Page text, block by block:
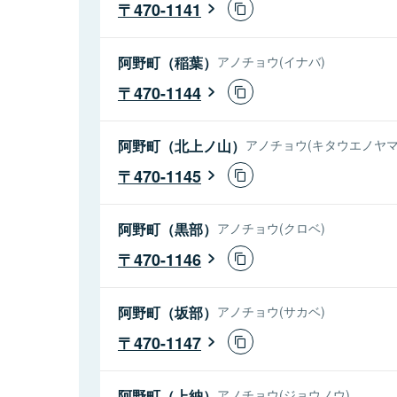
470-1141
阿野町（稲葉） アノチョウ(イナバ)
470-1144
阿野町（北上ノ山） アノチョウ(キタウエノヤ
470-1145
阿野町（黒部） アノチョウ(クロベ)
470-1146
阿野町（坂部） アノチョウ(サカベ)
470-1147